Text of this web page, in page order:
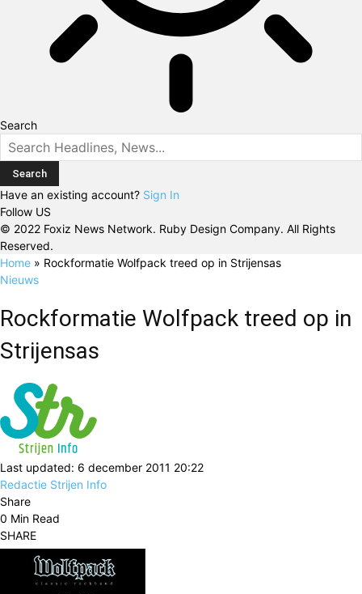
Search
Have an existing account? Sign In
Follow US
© 2022 Foxiz News Network. Ruby Design Company. All Rights
Reserved.
Home » Rockformatie Wolfpack treed op in Strijensas
Nieuws
Rockformatie Wolfpack treed op in
Strijensas
Last updated: 6 december 2011 20:22
Redactie Strijen Info
Share
0 Min Read
SHARE